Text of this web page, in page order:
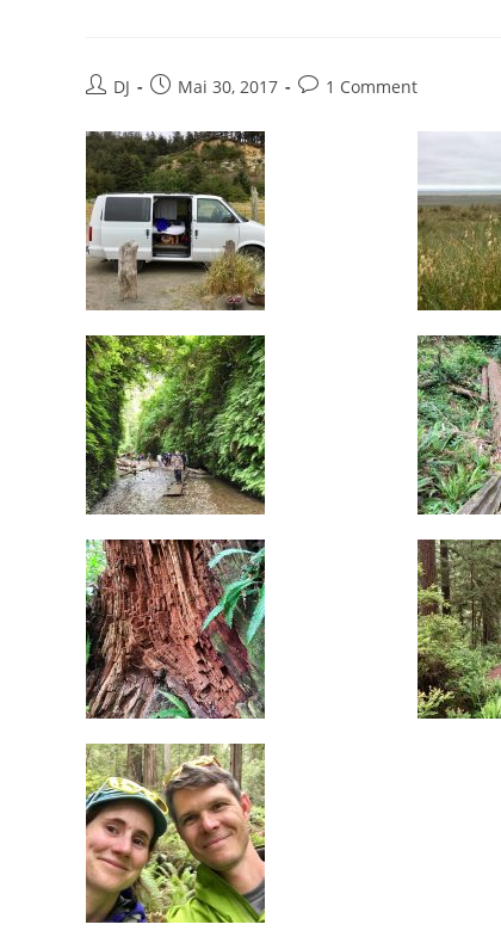
Beitrags-
DJ
BeitragMai 30, 2017
Beitrags-
1 Comment